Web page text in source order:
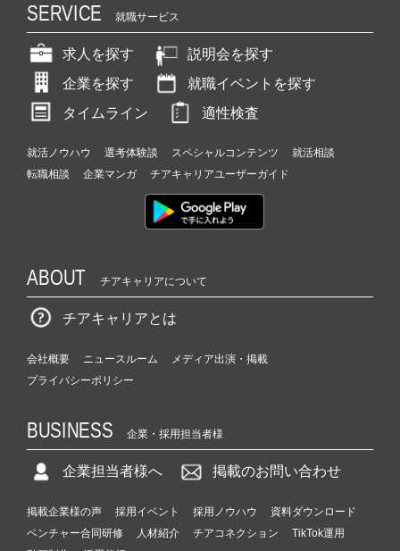
SERVICE 就職サービス
求人を探す
説明会を探す
企業を探す
就職イベントを探す
タイムライン
適性検査
就活ノウハウ 選考体験談 スペシャルコンテンツ
就活相談
転職相談
企業マンガ チアキャリアユーザーガイド
ABOUT チアキャリアについて
チアキャリアとは
会社概要 ニュースルーム
メディア出演・掲載
プライバシーポリシー
BUSINESS 企業・採用担当者様
企業担当者様へ 掲載のお問い合わせ
掲載企業様の声 採用イベント 採用ノウハウ
資料ダウンロード
ベンチャー合同研修
人材紹介 チアコネクション
TikTok運用